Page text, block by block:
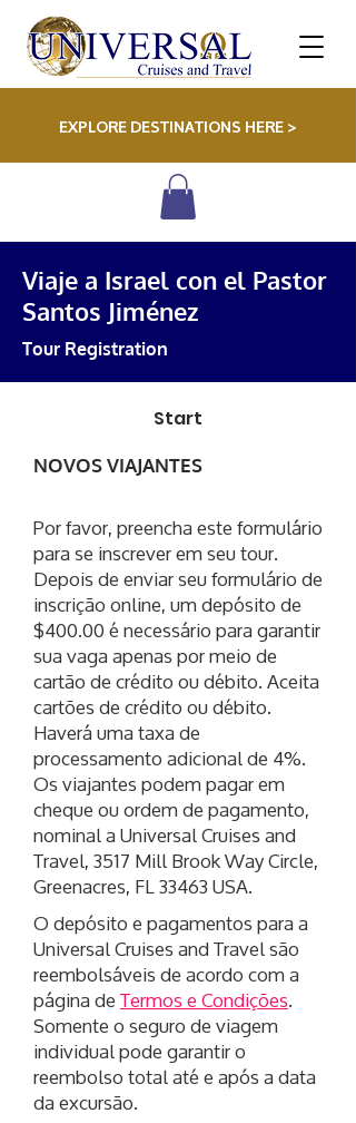
EXPLORE DESTINATIONS HERE >
Viaje a Israel con el Pastor
Santos Jiménez
Tour Registration
Start
NOVOS VIAJANTES
Por favor, preencha este formulário
para se inscrever em seu tour.
Depois de enviar seu formulário de
inscrição online, um depósito de
$400.00 é necessário para garantir
sua vaga apenas por meio de
cartão de crédito ou débito. Aceita
cartões de crédito ou débito.
Haverá uma taxa de
processamento adicional de 4%.
Os viajantes podem pagar em
cheque ou ordem de pagamento,
nominal a Universal Cruises and
Travel, 3517 Mill Brook Way Circle,
Greenacres, FL 33463 USA.
O depósito e pagamentos para a
Universal Cruises and Travel são
reembolsáveis de acordo com a
página deTermos e Condições.
Somente o seguro de viagem
individual pode garantir o
reembolso total até e após a data
da excursão.